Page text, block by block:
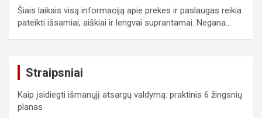
Šiais laikais visą informaciją apie prekes ir paslaugas reikia
pateikti išsamiai, aiškiai ir lengvai suprantamai. Negana…
Straipsniai
Kaip įsidiegti išmanųjį atsargų valdymą: praktinis 6 žingsnių
planas